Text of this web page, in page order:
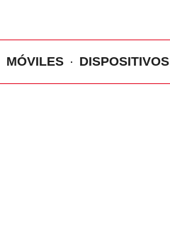
MÓVILES DISPOSITIVOS